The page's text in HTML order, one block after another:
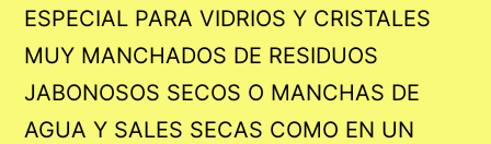
ESPECIAL PARA VIDRIOS Y CRISTALES
MUY MANCHADOS DE RESIDUOS
JABONOSOS SECOS O MANCHAS DE
AGUA Y SALES SECAS COMO EN UN